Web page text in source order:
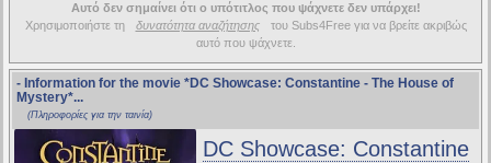
Αυτό δεν σημαίνει ότι ο υπότιτλος που ψάχνετε δεν υπάρχει!
Χρησιμοποιήστε τη
δυνατότητα αναζήτησης
του Subs4Free για να βρείτε ακριβώς
αυτό που ψάχνετε.
- Information for the movie *DC Showcase: Constantine - The House of
Mystery*...
(Πληροφορίες για την ταινία)
DC Showcase: Constantine